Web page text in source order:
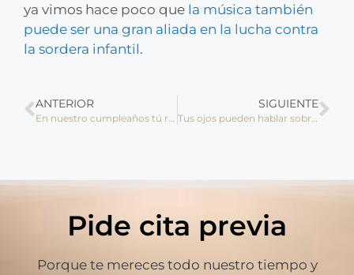
ya vimos hace poco que la música también
puede ser una gran aliada en la lucha contra
la sordera infantil.
ANTERIOR SIGUIENTE
Pide cita previa
Porque te mereces todo nuestro tiempo y